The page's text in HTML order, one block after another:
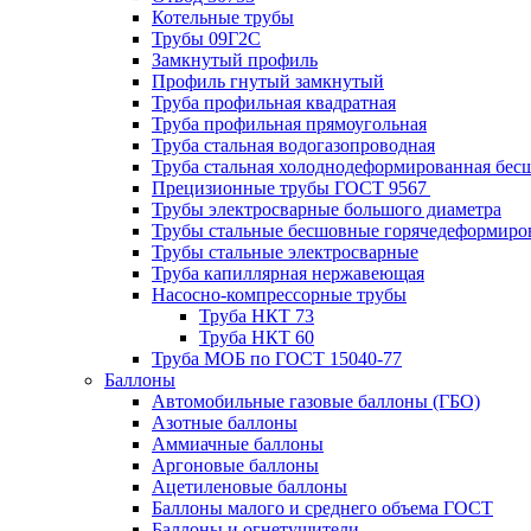
Котельные трубы
Трубы 09Г2С
Замкнутый профиль
Профиль гнутый замкнутый
Труба профильная квадратная
Труба профильная прямоугольная
Труба стальная водогазопроводная
Труба стальная холоднодеформированная
Прецизионные трубы ГОСТ 9567
Трубы электросварные большого диаметра
Трубы стальные бесшовные
Трубы стальные электросварные
Труба капиллярная нержавеющая
Насосно-компрессорные трубы
Труба НКТ 73
Труба НКТ 60
Труба МОБ по ГОСТ 15040-77
Баллоны
Автомобильные газовые баллоны (ГБО)
Азотные баллоны
Аммиачные баллоны
Аргоновые баллоны
Ацетиленовые баллоны
Баллоны малого и среднего объема ГОСТ